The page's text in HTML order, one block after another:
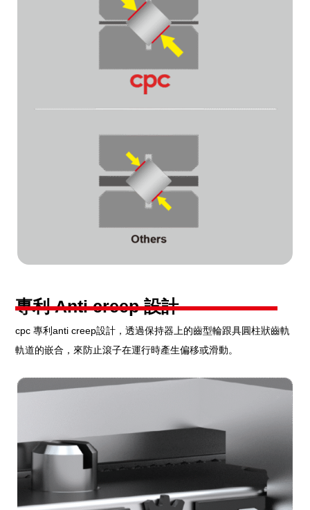
專利 Anti creep 設計
cpc 專利anti creep設計，透過保持器上的齒型輪跟具圓柱狀齒軌
軌道的嵌合，來防止滾子在運行時產生偏移或滑動。